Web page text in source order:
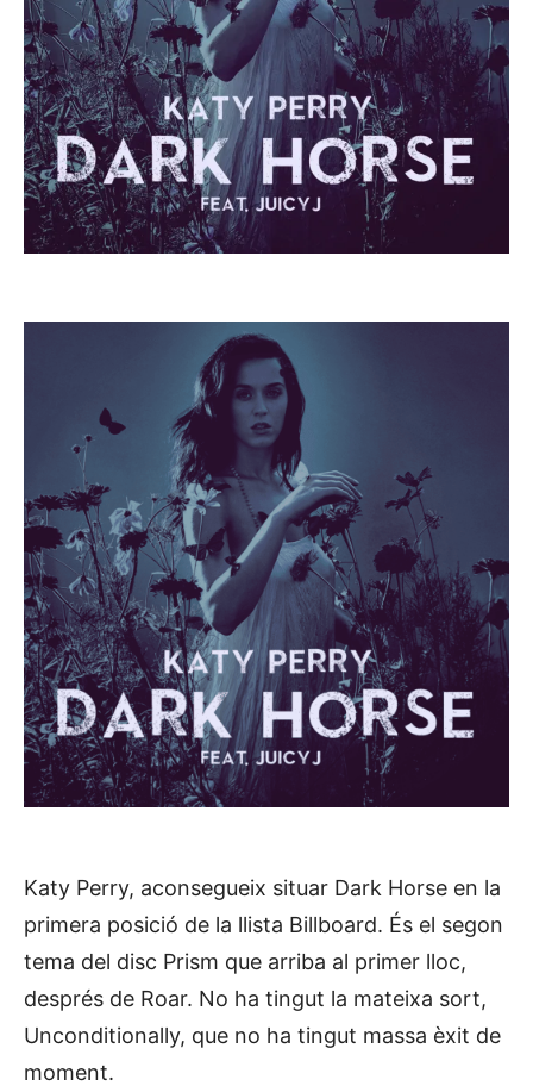
Katy Perry, aconsegueix situar Dark Horse en la
primera posició de la llista Billboard. És el segon
tema del disc Prism que arriba al primer lloc,
després de Roar. No ha tingut la mateixa sort,
Unconditionally, que no ha tingut massa èxit de
moment.